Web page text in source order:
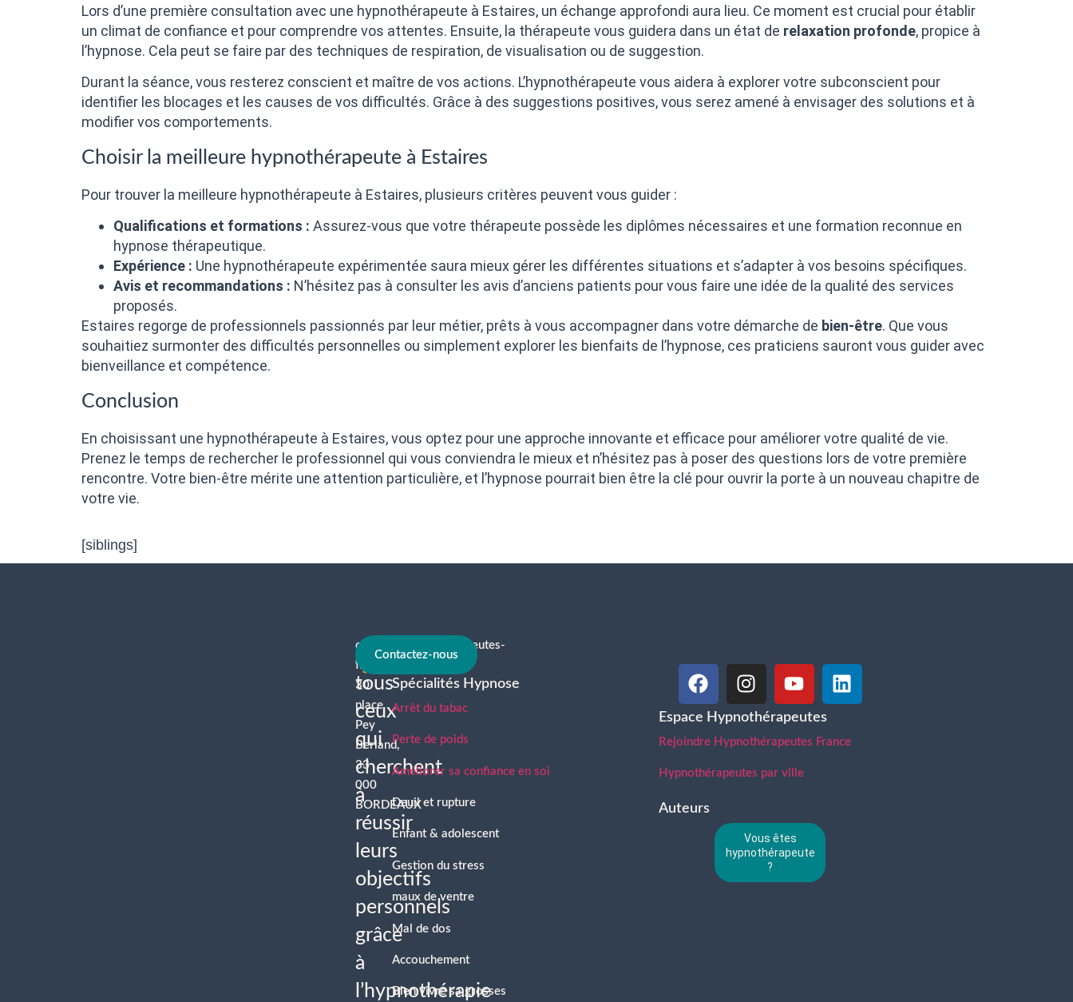
Lors d’une première consultation avec une hypnothérapeute à Estaires, un échange approfondi aura lieu. Ce moment est crucial pour établir
un climat de confiance et pour comprendre vos attentes. Ensuite, la thérapeute vous guidera dans un état de relaxation profonde, propice à
l’hypnose. Cela peut se faire par des techniques de respiration, de visualisation ou de suggestion.
Durant la séance, vous resterez conscient et maître de vos actions. L’hypnothérapeute vous aidera à explorer votre subconscient pour
identifier les blocages et les causes de vos difficultés. Grâce à des suggestions positives, vous serez amené à envisager des solutions et à
modifier vos comportements.
Choisir la meilleure hypnothérapeute à Estaires
Pour trouver la meilleure hypnothérapeute à Estaires, plusieurs critères peuvent vous guider :
Qualifications et formations : Assurez-vous que votre thérapeute possède les diplômes nécessaires et une formation reconnue en
hypnose thérapeutique.
Expérience : Une hypnothérapeute expérimentée saura mieux gérer les différentes situations et s’adapter à vos besoins spécifiques.
Avis et recommandations : N’hésitez pas à consulter les avis d’anciens patients pour vous faire une idée de la qualité des services
proposés.
Estaires regorge de professionnels passionnés par leur métier, prêts à vous accompagner dans votre démarche de bien-être. Que vous
souhaitiez surmonter des difficultés personnelles ou simplement explorer les bienfaits de l’hypnose, ces praticiens sauront vous guider avec
bienveillance et compétence.
Conclusion
En choisissant une hypnothérapeute à Estaires, vous optez pour une approche innovante et efficace pour améliorer votre qualité de vie.
Prenez le temps de rechercher le professionnel qui vous conviendra le mieux et n’hésitez pas à poser des questions lors de votre première
rencontre. Votre bien-être mérite une attention particulière, et l’hypnose pourrait bien être la clé pour ouvrir la porte à un nouveau chapitre de
votre vie.
[siblings]
À
tous
ceux
qui
cherchent
à
réussir
leurs
objectifs
personnels
grâce
à
l’hypnothérapie
contact@hypnotherapeutes-
france.com
30
place
Pey
Berland,
33
000
BORDEAUX
Contactez-nous
Spécialités Hypnose
Arrêt du tabac
Perte de poids
Améliorer sa confiance en soi
Deuil et rupture
Enfant & adolescent
Gestion du stress
maux de ventre
Mal de dos
Accouchement
Bien vivre sa grosses
Espace Hypnothérapeutes
Rejoindre Hypnothérapeutes France
Hypnothérapeutes par ville
Auteurs
Vous êtes
hypnothérapeute
?